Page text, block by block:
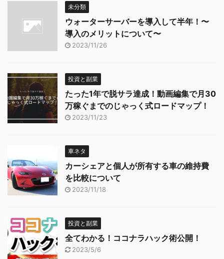
未分類
ウォーターサーバーを導入して半年！〜
導入のメリットについて〜
2023/11/26
投資と副業
たった1年で脱サラ達成！動画編集で月30
万稼ぐまでのじゃっく式ロードマップ！
2023/11/23
車ネタ
カーシェアと個人が所有する車の維持費
を比較について
2023/11/18
投資と副業
全てわかる！ココナラハック術公開！
2023/5/6